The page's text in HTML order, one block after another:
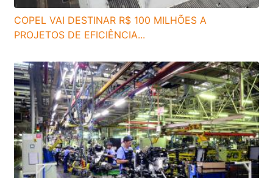
COPEL VAI DESTINAR R$ 100 MILHÕES A
PROJETOS DE EFICIÊNCIA...